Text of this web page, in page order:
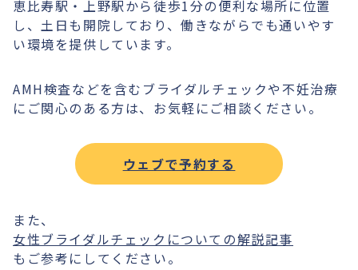
恵比寿駅・上野駅から徒歩1分の便利な場所に位置
し、土日も開院しており、働きながらでも通いやす
い環境を提供しています。
AMH検査などを含むブライダルチェックや不妊治療
にご関心のある方は、お気軽にご相談ください。
ウェブで予約する
また、
女性ブライダルチェックについての解説記事
もご参考にしてください。